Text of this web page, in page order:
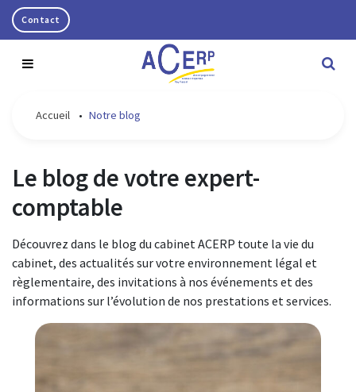
Contact
Notre cabinet
Nos bureaux
Nous rejoindre
Nos missions comptables
Nos missions de conseil et de gestion
Nos missions sociales
Nos missions informatiques
Nos missions d'organisation
Infos pratiques
Accueil • Notre blog
Le blog de votre expert-
comptable
Découvrez dans le blog du cabinet ACERP toute la vie du
cabinet, des actualités sur votre environnement légal et
règlementaire, des invitations à nos événements et des
informations sur l’évolution de nos prestations et services.